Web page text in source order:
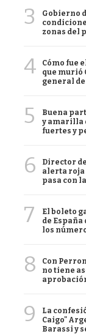
3
Gobierno
zonas del
4
Cómo fue
que murió
general de
5
Buena
y amarilla
fuertes y
6
Director
alerta roja
pasa con
7
El boleto
de España
los
8
Con
no tiene
9
La
Caigo"
Barassi y